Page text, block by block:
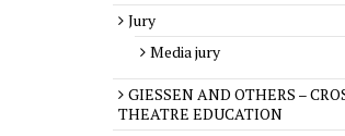
Jury
Media jury
GIESSEN AND OTHERS –
THEATRE EDUCATION